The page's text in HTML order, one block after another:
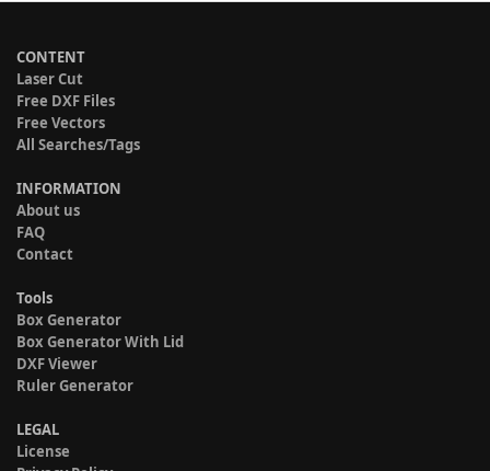
CONTENT
Laser Cut
Free DXF Files
Free Vectors
All Searches/Tags
INFORMATION
About us
FAQ
Contact
Tools
Box Generator
Box Generator With Lid
DXF Viewer
Ruler Generator
LEGAL
License